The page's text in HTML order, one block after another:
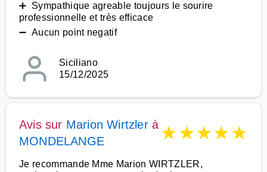
➕ Sympathique agreable toujours le sourire
professionnelle et très efficace
➖ Aucun point negatif
Siciliano
15/12/2025
Avis sur Marion Wirtzlerà
MONDELANGE
★★★★★
Je recommande Mme Marion WIRTZLER,